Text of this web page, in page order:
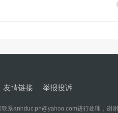
友情链接 举报投诉
系anhduc.ph@yahoo.com进行处理，谢谢